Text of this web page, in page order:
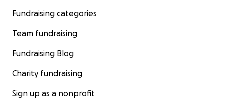
Fundraising categories
Team fundraising
Fundraising Blog
Charity fundraising
Sign up as a nonprofit